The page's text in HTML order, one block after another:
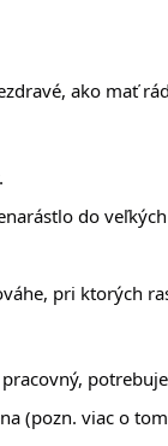
ako mať
do
pri ktorých
(pozn. viac o